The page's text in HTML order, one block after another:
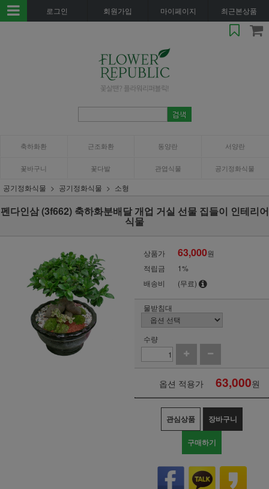
로그인 회원가입 마이페이지 최근본상품
축하화환 근조화환 동양란 서양란
꽃바구니 꽃다발 관엽식물 공기정화식물
공기정화식물 공기정화식물 소형
펜다인삼 (3f662) 축하화분배달 개업 거실 선물 집들이 인테리어
식물
상품가 63,000원
적립금
1%
배송비
(무료)
물받침대
수량
옵션 적용가 63,000원
관심상품 장바구니
구매하기